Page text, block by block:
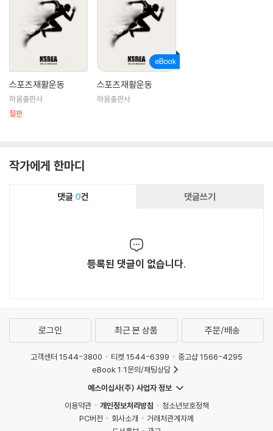
스포츠재활운동
하움출판사
절판
스포츠재활운동
하움출판사
작가에게 한마디
댓글 0건 댓글쓰기
등록된 댓글이 없습니다.
로그인 최근 본 상품 주문/배송
고객센터 1544-3800 티켓 1544-6399
중고샵 1566-4295
eBook 1:1문의/채팅상담
예스이십사(주) 사업자 정보
이용약관
개인정보처리방침
청소년보호정책
PC버전
회사소개
거래처관계자께